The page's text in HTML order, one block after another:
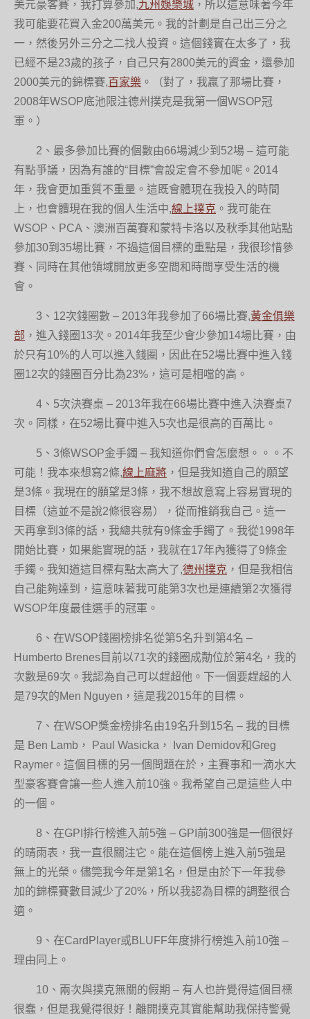
美元豪客賽，我打算參加,九州娛樂城 ，所以這意味著今年
我可能要花買入金200萬美元。我的計劃是自己出三分之
一，然後另外三分之二找人投資。這個錢實在太多了，我
已經不是23歲的孩子，自己只有2800美元的資金，還參加
2000美元的錦標賽,百家樂 。（對了，我贏了那場比賽，
2008年WSOP底池限注德州撲克是我第一個WSOP冠
軍。）
2、最多參加比賽的個數由66場減少到52場 – 這可能
有點爭議，因為有誰的“目標”會設定會不參加呢。2014
年，我會更加重質不重量。這既會體現在我投入的時間
上，也會體現在我的個人生活中,線上撲克 。我可能在
WSOP、PCA、澳洲百萬賽和蒙特卡洛以及秋季其他站點
參加30到35場比賽，不過這個目標的重點是，我很珍惜參
賽、同時在其他領域開放更多空間和時間享受生活的機
會。
3、12次錢圈數 – 2013年我參加了66場比賽,黃金俱樂
部 ，進入錢圈13次。2014年我至少會少參加14場比賽，由
於只有10%的人可以進入錢圈，因此在52場比賽中進入錢
圈12次的錢圈百分比為23%，這可是相噹的高。
4、5次決賽桌 – 2013年我在66場比賽中進入決賽桌7
次。同樣，在52場比賽中進入5次也是很高的百萬比。
5、3條WSOP金手鐲 – 我知道你們會怎麼想。。。不
可能！我本來想寫2條,線上麻將 ，但是我知道自己的願望
是3條。我現在的願望是3條，我不想故意寫上容易實現的
目標（這並不是說2條很容易），從而推銷我自己。這一
天再拿到3條的話，我總共就有9條金手鐲了。我從1998年
開始比賽，如果能實現的話，我就在17年內獲得了9條金
手鐲。我知道這目標有點太高大了,德州撲克 ，但是我相信
自己能夠達到，這意味著我可能第3次也是連續第2次獲得
WSOP年度最佳選手的冠軍。
6、在WSOP錢圈榜排名從第5名升到第4名 –
Humberto Brenes目前以71次的錢圈成勣位於第4名，我的
次數是69次。我認為自己可以趕超他。下一個要趕超的人
是79次的Men Nguyen，這是我2015年的目標。
7、在WSOP獎金榜排名由19名升到15名 – 我的目標
是 Ben Lamb， Paul Wasicka， Ivan Demidov和Greg
Raymer。這個目標的另一個問題在於，主賽事和一滴水大
型豪客賽會讓一些人進入前10強。我希望自己是這些人中
的一個。
8、在GPI排行榜進入前5強 – GPI前300強是一個很好
的晴雨表，我一直很關注它。能在這個榜上進入前5強是
無上的光榮。儘筦我今年是第1名，但是由於下一年我參
加的錦標賽數目減少了20%，所以我認為目標的調整很合
適。
9、在CardPlayer或BLUFF年度排行榜進入前10強 –
理由同上。
10、兩次與撲克無關的假期 – 有人也許覺得這個目標
很蠢，但是我覺得很好！離開撲克其實能幫助我保持警覺